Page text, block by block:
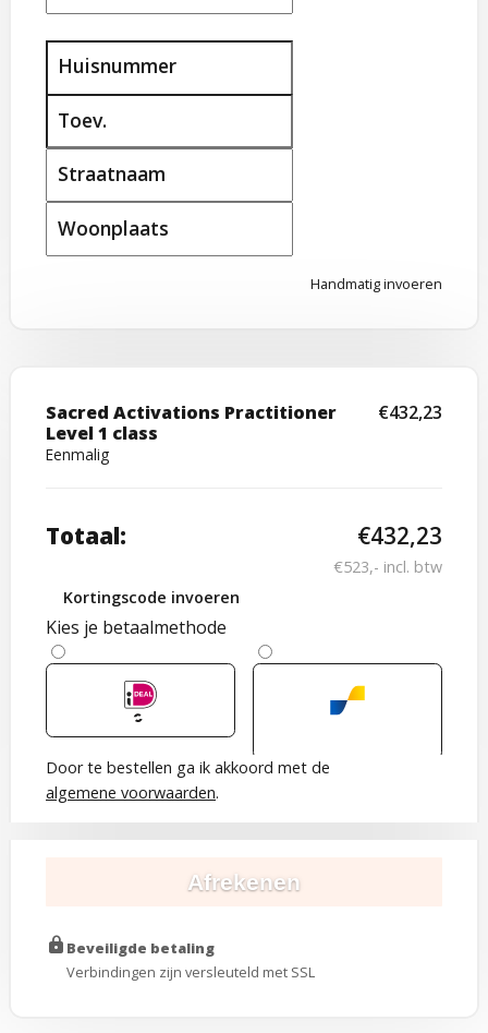
Huisnummer
Toev.
Straatnaam
Woonplaats
Handmatig invoeren
Sacred Activations Practitioner
Level 1 class
Eenmalig
€432,23
Totaal: €432,23
€523,- incl. btw
Kortingscode invoeren
Kies je betaalmethode
Door te bestellen ga ik akkoord met de
algemene voorwaarden.
Afrekenen
lock Beveiligde betaling
Verbindingen zijn versleuteld met SSL